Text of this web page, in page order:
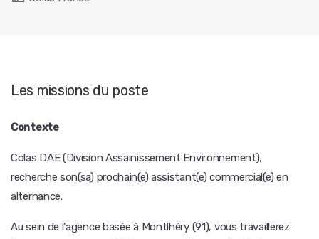
Les missions du poste
Contexte
Colas DAE (Division Assainissement Environnement),
recherche son(sa) prochain(e) assistant(e) commercial(e) en
alternance.
Au sein de l'agence basée à Montlhéry (91), vous travaillerez